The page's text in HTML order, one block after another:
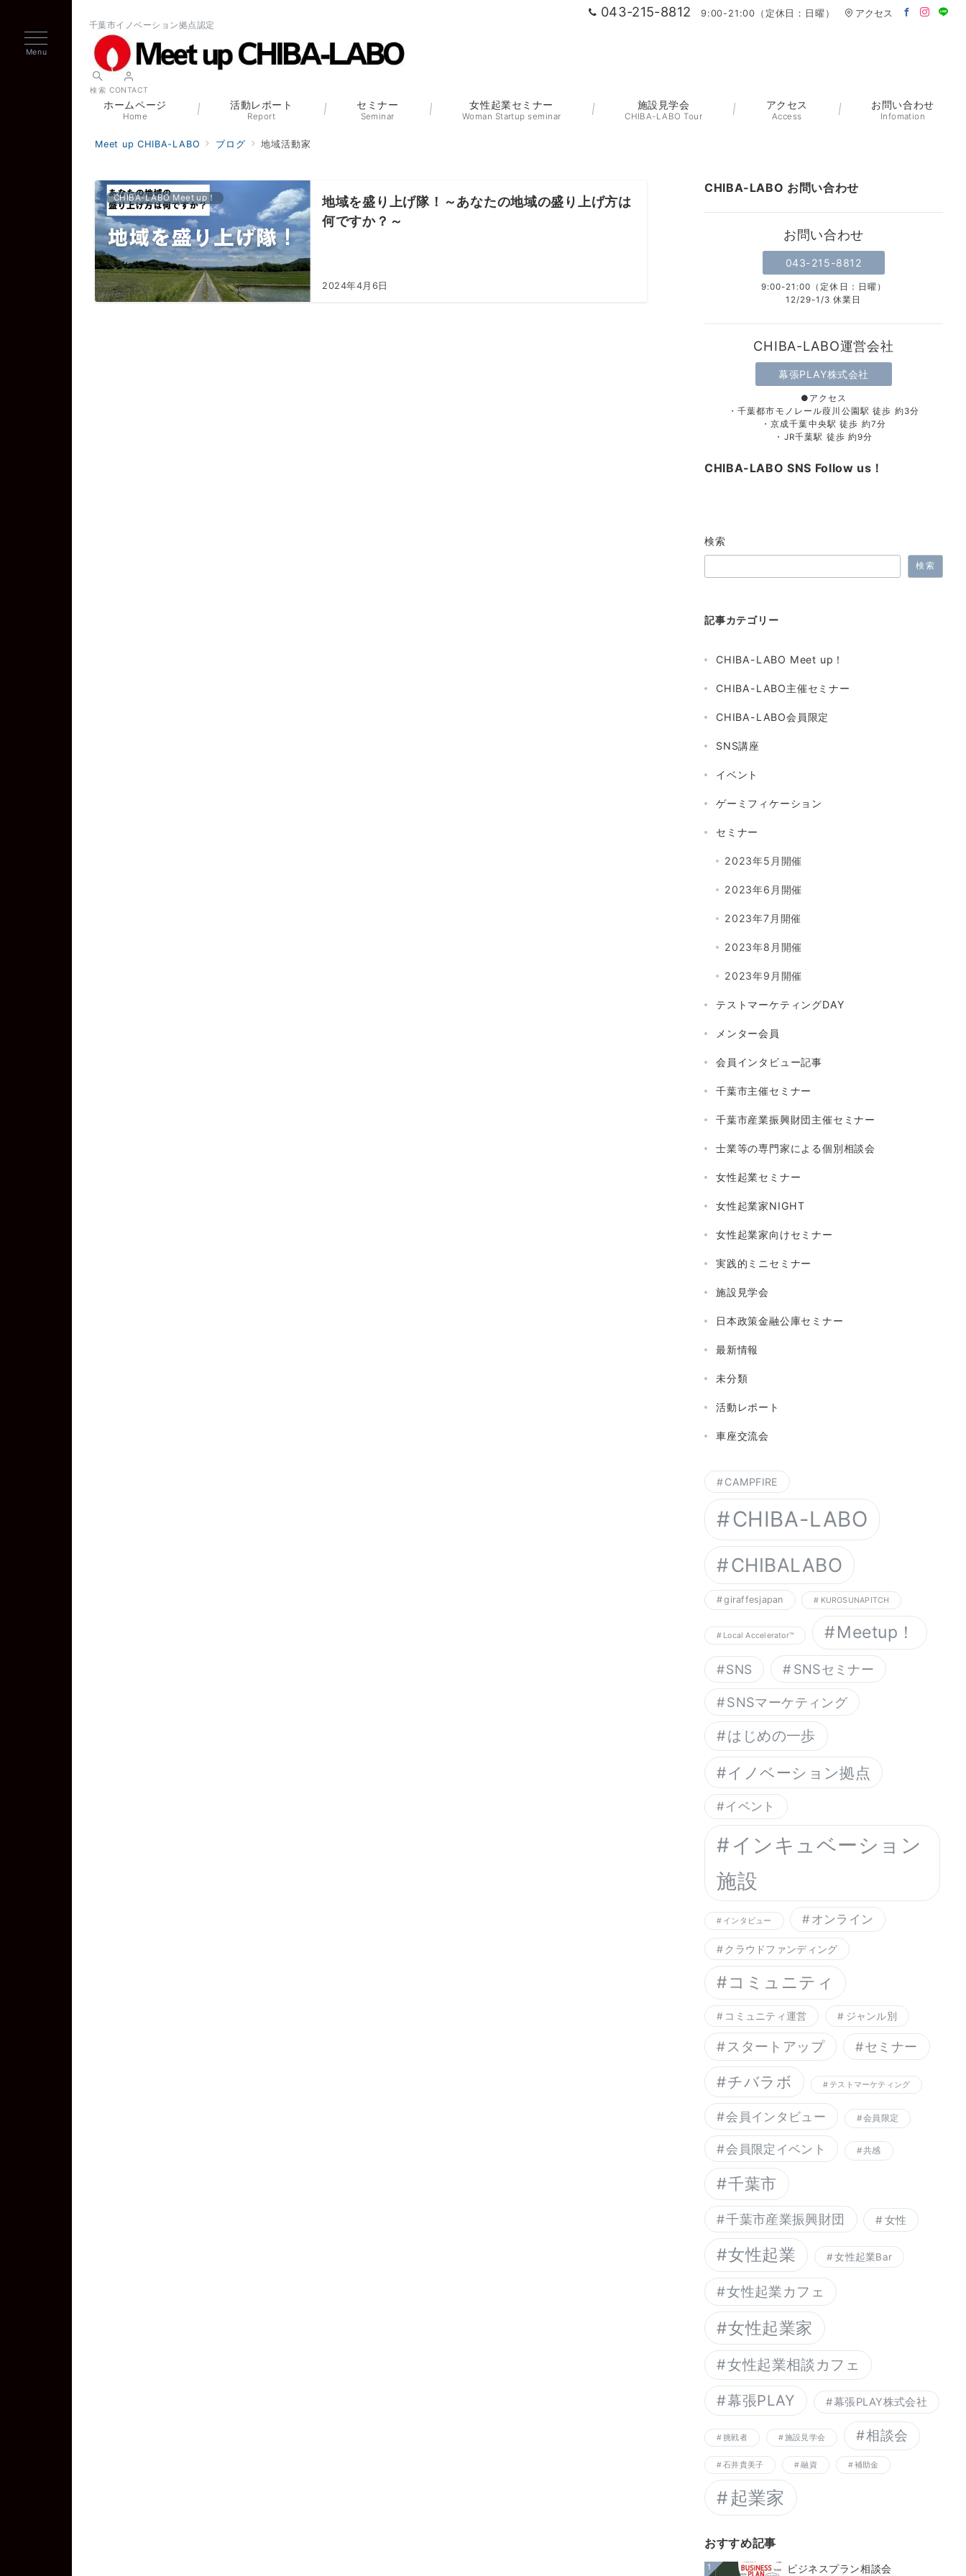
043-215-8812 9:00-21:00（定休日：日曜） アクセス
千葉市イノベーション拠点認定
検索 CONTACT
ホームページ
Home
活動レポート
Report
セミナー
Seminar
女性起業セミナー
Woman Startup seminar
施設見学会
CHIBA-LABO Tour
アクセス
Access
お問い合わせ
Infomation
Meet up CHIBA-LABO ブログ 地域活動家
CHIBA-LABO Meet up！
地域を盛り上げ隊！～あなたの地域の盛り上げ方は
何ですか？～
2024年4月6日
CHIBA-LABO お問い合わせ
お問い合わせ
043-215-8812
9:00-21:00（定休日：日曜）
12/29-1/3 休業日
CHIBA-LABO運営会社
幕張PLAY株式会社
●アクセス
・千葉都市モノレール葭川公園駅 徒歩 約3分
・京成千葉中央駅 徒歩 約7分
・JR千葉駅 徒歩 約9分
CHIBA-LABO SNS Follow us！
検索
検索
記事カテゴリー
CHIBA-LABO Meet up！
CHIBA-LABO主催セミナー
CHIBA-LABO会員限定
SNS講座
イベント
ゲーミフィケーション
セミナー
2023年5月開催
2023年6月開催
2023年7月開催
2023年8月開催
2023年9月開催
テストマーケティングDAY
メンター会員
会員インタビュー記事
千葉市主催セミナー
千葉市産業振興財団主催セミナー
士業等の専門家による個別相談会
女性起業セミナー
女性起業家NIGHT
女性起業家向けセミナー
実践的ミニセミナー
施設見学会
日本政策金融公庫セミナー
最新情報
未分類
活動レポート
車座交流会
CAMPFIRE
CHIBA-LABO
CHIBALABO
giraffesjapan KUROSUNAPITCH
Local Accelerator™︎ Meetup！
SNS SNSセミナー
SNSマーケティング
はじめの一歩
イノベーション拠点
イベント
インキュベーション
施設
インタビュー オンライン
クラウドファンディング
コミュニティ
コミュニティ運営 ジャンル別
スタートアップ セミナー
チバラボ テストマーケティング
会員インタビュー 会員限定
会員限定イベント 共感
千葉市
千葉市産業振興財団 女性
女性起業 女性起業Bar
女性起業カフェ
女性起業家
女性起業相談カフェ
幕張PLAY 幕張PLAY株式会社
挑戦者 施設見学会 相談会
石井貴美子 融資 補助金
起業家
おすすめ記事
1 ビジネスプラン相談会
Menu